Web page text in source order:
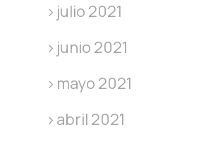
julio 2021
junio 2021
mayo 2021
abril 2021